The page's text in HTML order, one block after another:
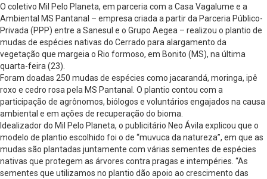
O coletivo Mil Pelo Planeta, em parceria com a Casa Vagalume e a
Ambiental MS Pantanal – empresa criada a partir da Parceria Público-
Privada (PPP) entre a Sanesul e o Grupo Aegea – realizou o plantio de
mudas de espécies nativas do Cerrado para alargamento da
vegetação que margeia o Rio formoso, em Bonito (MS), na última
quarta-feira (23).
Foram doadas 250 mudas de espécies como jacarandá, moringa, ipê
roxo e cedro rosa pela MS Pantanal. O plantio contou com a
participação de agrônomos, biólogos e voluntários engajados na causa
ambiental e em ações de recuperação do bioma.
Idealizador do Mil Pelo Planeta, o publicitário Neo Ávila explicou que o
modelo de plantio escolhido foi o de “muvuca da natureza”, em que as
mudas são plantadas juntamente com várias sementes de espécies
nativas que protegem as árvores contra pragas e intempéries. “As
sementes que utilizamos no plantio dão apoio ao crescimento das